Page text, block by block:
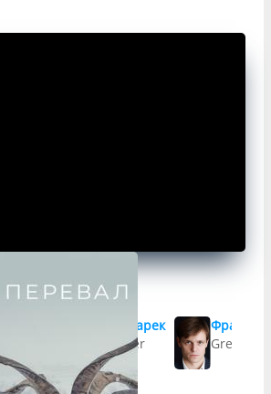
Николас Офчарек
Gedeon Winter
Франц
Gregor